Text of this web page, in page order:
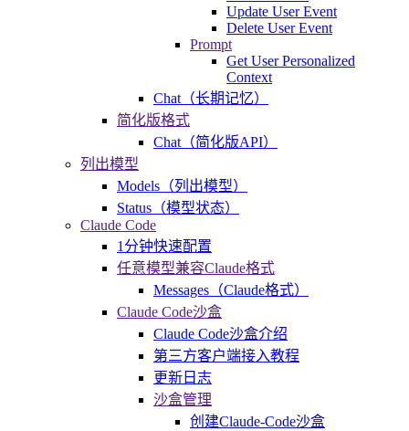
Update User Event
Delete User Event
Prompt
Get User Personalized
Context
Chat（长期记忆）
简化版格式
Chat（简化版API）
列出模型
Models（列出模型）
Status（模型状态）
Claude Code
1分钟快速配置
任意模型兼容Claude格式
Messages（Claude格式）
Claude Code沙盒
Claude Code沙盒介绍
第三方客户端接入教程
更新日志
沙盒管理
创建Claude-Code沙盒